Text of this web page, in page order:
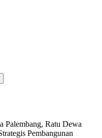
Ratu Dewa
Pembangunan